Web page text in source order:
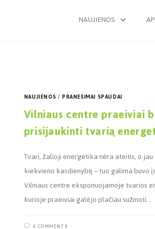
NAUJIENOS
NAUJIENOS/ PRANEŠIMAI SPAUDAI
Vilniaus centre praeiviai
prisijaukinti tvarią
Tvari, žalioji energetika nėra ateitis, o
kiekvieno kasdienybę – tuo galima buvo
Vilniaus centre eksponuojamoje tvarios
kurioje praeiviai galėjo plačiau sužinoti…
0 COMMENTS